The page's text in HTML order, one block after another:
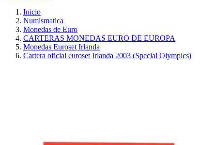
Inicio
Numismatica
Monedas de Euro
CARTERAS MONEDAS EURO DE EUROPA
Monedas Euroset Irlanda
Cartera oficial euroset Irlanda 2003 (Special Olympics)